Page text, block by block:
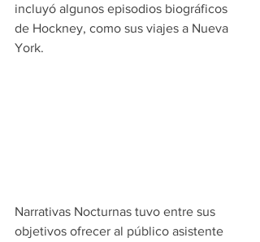
incluyó algunos episodios biográficos
de Hockney, como sus viajes a Nueva
York.
Narrativas Nocturnas tuvo entre sus
objetivos ofrecer al público asistente